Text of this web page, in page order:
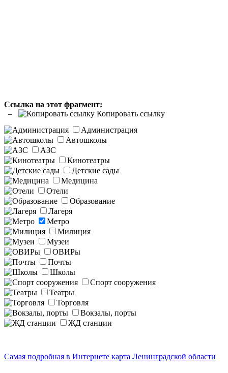
Cсылка на этот фрагмент:
–
Копировать ссылку
Администрация
Автошколы
АЗС
Кинотеатры
Детские сады
Медицина
Отели
Образование
Лагеря
Метро
Милиция
Музеи
ОВИРы
Почты
Школы
Спорт сооружения
Театры
Торговля
Вокзалы, порты
ЖД станции
Самая подробная в Интернете карта Ленинградской области